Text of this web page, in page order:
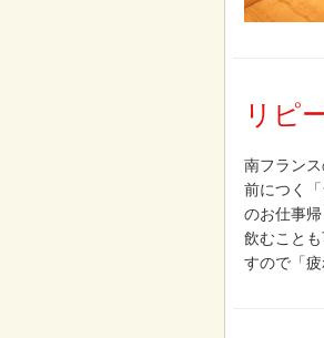
リピ
南フラン
前につく
のお仕事
飲むこと
すので「